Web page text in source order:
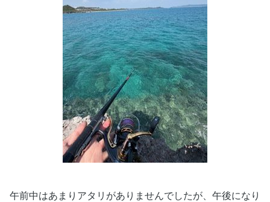
午前中はあまりアタリがありませんでしたが、午後になり